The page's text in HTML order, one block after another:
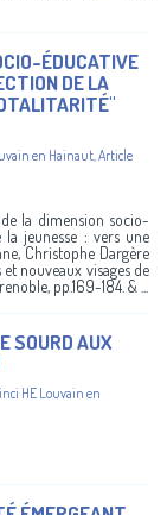
ÉDUCATIVE
DE LA
en Hainaut Article
la dimension socio-
jeunesse : vers une
Christophe Dargère
nouveaux visages de
pp.169-184. & ...
SOURD AUX
HE Louvain en